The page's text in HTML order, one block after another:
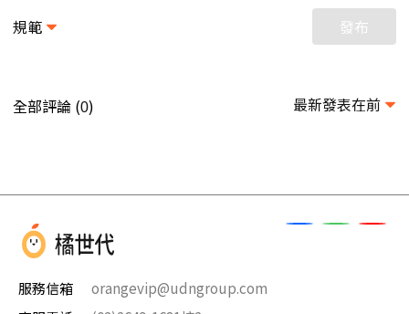
規範 發布
全部評論 (0) 最新發表在前
服務信箱
orangevip@udngroup.com